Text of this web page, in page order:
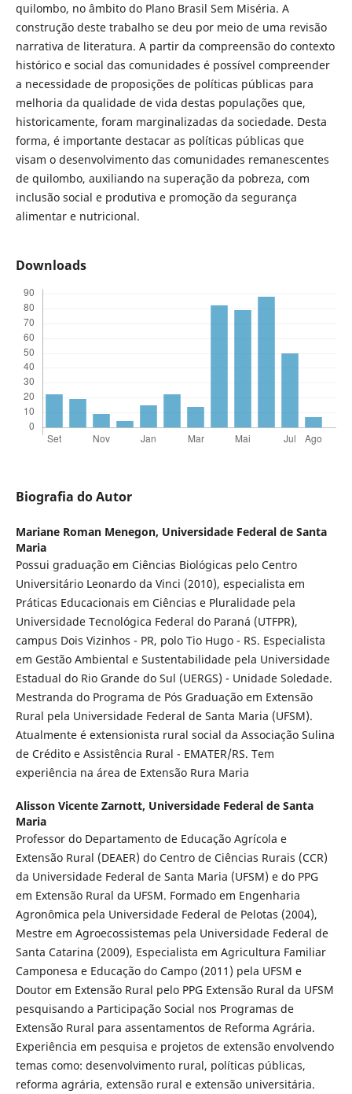
quilombo, no âmbito do Plano Brasil Sem Miséria. A
construção deste trabalho se deu por meio de uma revisão
narrativa de literatura. A partir da compreensão do contexto
histórico e social das comunidades é possível compreender
a necessidade de proposições de políticas públicas para
melhoria da qualidade de vida destas populações que,
historicamente, foram marginalizadas da sociedade. Desta
forma, é importante destacar as políticas públicas que
visam o desenvolvimento das comunidades remanescentes
de quilombo, auxiliando na superação da pobreza, com
inclusão social e produtiva e promoção da segurança
alimentar e nutricional.
Downloads
Biografia do Autor
Mariane Roman Menegon, Universidade Federal de Santa
Maria
Possui graduação em Ciências Biológicas pelo Centro
Universitário Leonardo da Vinci (2010), especialista em
Práticas Educacionais em Ciências e Pluralidade pela
Universidade Tecnológica Federal do Paraná (UTFPR),
campus Dois Vizinhos - PR, polo Tio Hugo - RS. Especialista
em Gestão Ambiental e Sustentabilidade pela Universidade
Estadual do Rio Grande do Sul (UERGS) - Unidade Soledade.
Mestranda do Programa de Pós Graduação em Extensão
Rural pela Universidade Federal de Santa Maria (UFSM).
Atualmente é extensionista rural social da Associação Sulina
de Crédito e Assistência Rural - EMATER/RS. Tem
experiência na área de Extensão Rura Maria
Alisson Vicente Zarnott, Universidade Federal de Santa
Maria
Professor do Departamento de Educação Agrícola e
Extensão Rural (DEAER) do Centro de Ciências Rurais (CCR)
da Universidade Federal de Santa Maria (UFSM) e do PPG
em Extensão Rural da UFSM. Formado em Engenharia
Agronômica pela Universidade Federal de Pelotas (2004),
Mestre em Agroecossistemas pela Universidade Federal de
Santa Catarina (2009), Especialista em Agricultura Familiar
Camponesa e Educação do Campo (2011) pela UFSM e
Doutor em Extensão Rural pelo PPG Extensão Rural da UFSM
pesquisando a Participação Social nos Programas de
Extensão Rural para assentamentos de Reforma Agrária.
Experiência em pesquisa e projetos de extensão envolvendo
temas como: desenvolvimento rural, políticas públicas,
reforma agrária, extensão rural e extensão universitária.